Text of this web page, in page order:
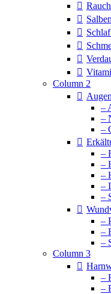
Salben
Column 2
–
–
–
–
–
–
–
–
–
–
–
Column 3
–
–